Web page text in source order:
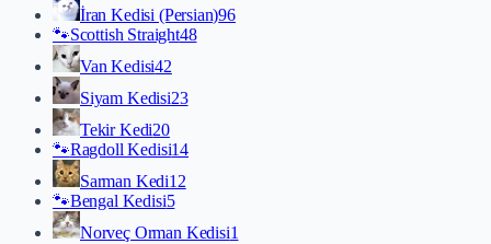
İran Kedisi (Persian)96
🐾Scottish Straight48
Van Kedisi42
Siyam Kedisi23
Tekir Kedi20
🐾Ragdoll Kedisi14
Sarman Kedi12
🐾Bengal Kedisi5
Norveç Orman Kedisi1